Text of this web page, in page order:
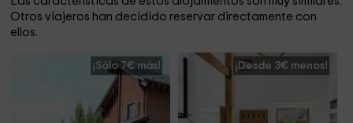
Otros viajeros han decidido reservar directamente con
ellos.
¡Sólo 7€ más! ¡Desde 3€ menos!